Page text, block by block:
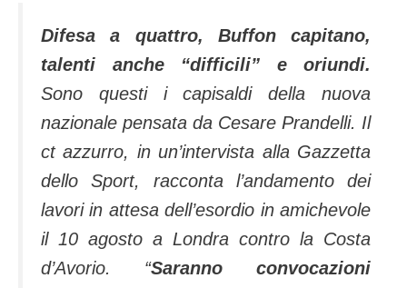
Difesa a quattro, Buffon capitano,
talenti anche “difficili” e oriundi.
Sono questi i capisaldi della nuova
nazionale pensata da Cesare Prandelli. Il
ct azzurro, in un’intervista alla Gazzetta
dello Sport, racconta l’andamento dei
lavori in attesa dell’esordio in amichevole
il 10 agosto a Londra contro la Costa
d’Avorio. “Saranno convocazioni